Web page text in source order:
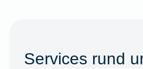
Services rund